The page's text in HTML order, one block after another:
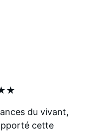
du vivant,
cette